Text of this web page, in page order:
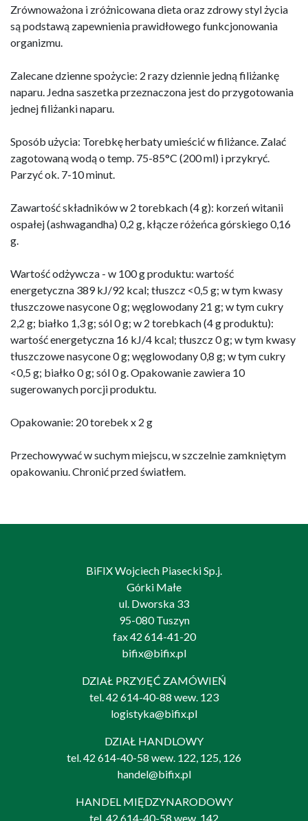
Zrównoważona i zróżnicowana dieta oraz zdrowy styl życia
są podstawą zapewnienia prawidłowego funkcjonowania
organizmu.
Zalecane dzienne spożycie: 2 razy dziennie jedną filiżankę
naparu. Jedna saszetka przeznaczona jest do przygotowania
jednej filiżanki naparu.
Sposób użycia: Torebkę herbaty umieścić w filiżance. Zalać
zagotowaną wodą o temp. 75-85°C (200 ml) i przykryć.
Parzyć ok. 7-10 minut.
Zawartość składników w 2 torebkach (4 g): korzeń witanii
ospałej (ashwagandha) 0,2 g, kłącze różeńca górskiego 0,16
g.
Wartość odżywcza - w 100 g produktu: wartość
energetyczna 389 kJ/92 kcal; tłuszcz <0,5 g; w tym kwasy
tłuszczowe nasycone 0 g; węglowodany 21 g; w tym cukry
2,2 g; białko 1,3 g; sól 0 g; w 2 torebkach (4 g produktu):
wartość energetyczna 16 kJ/4 kcal; tłuszcz 0 g; w tym kwasy
tłuszczowe nasycone 0 g; węglowodany 0,8 g; w tym cukry
<0,5 g; białko 0 g; sól 0 g. Opakowanie zawiera 10
sugerowanych porcji produktu.
Opakowanie: 20 torebek x 2 g
Przechowywać w suchym miejscu, w szczelnie zamkniętym
opakowaniu. Chronić przed światłem.
BiFIX Wojciech Piasecki Sp.j.
Górki Małe
ul. Dworska 33
95-080 Tuszyn
fax 42 614-41-20
bifix@bifix.pl
DZIAŁ PRZYJĘĆ ZAMÓWIEŃ
tel.42 614-40-88 wew. 123
logistyka@bifix.pl
DZIAŁ HANDLOWY
tel.42 614-40-58 wew. 122, 125, 126
handel@bifix.pl
HANDEL MIĘDZYNARODOWY
tel. 42 614-40-58 wew. 142